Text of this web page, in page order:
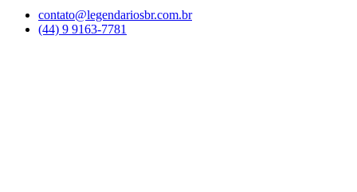
contato@legendariosbr.com.br
(44) 9 9163-7781